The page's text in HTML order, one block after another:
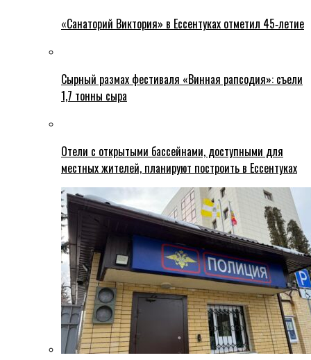
«Санаторий Виктория» в Ессентуках отметил 45‑летие
Сырный размах фестиваля «Винная рапсодия»: съели
1,7 тонны сыра
Отели с открытыми бассейнами, доступными для
местных жителей, планируют построить в Ессентуках